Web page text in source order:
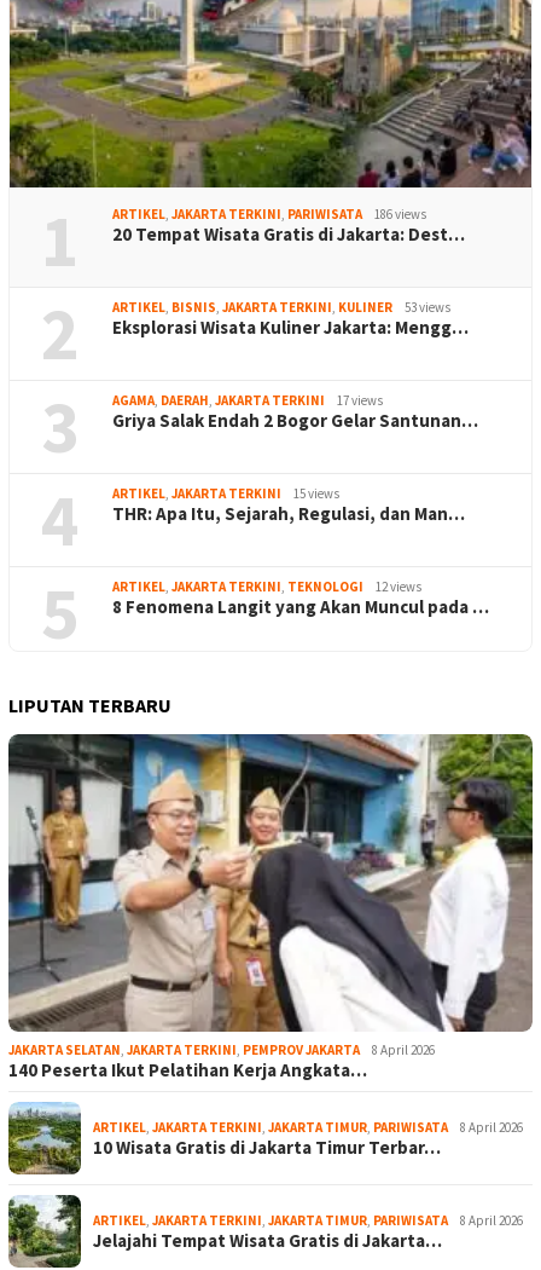
1 ARTIKEL, JAKARTA TERKINI, PARIWISATA 186 views
20 Tempat Wisata Gratis di Jakarta: Dest…
2 ARTIKEL, BISNIS, JAKARTA TERKINI, KULINER 53 views
Eksplorasi Wisata Kuliner Jakarta: Mengg…
3 AGAMA, DAERAH, JAKARTA TERKINI 17 views
Griya Salak Endah 2 Bogor Gelar Santunan…
4 ARTIKEL, JAKARTA TERKINI 15 views
THR: Apa Itu, Sejarah, Regulasi, dan Man…
5 ARTIKEL, JAKARTA TERKINI, TEKNOLOGI 12 views
8 Fenomena Langit yang Akan Muncul pada …
LIPUTAN TERBARU
JAKARTA SELATAN, JAKARTA TERKINI, PEMPROV JAKARTA 8 April 2026
140 Peserta Ikut Pelatihan Kerja Angkata…
ARTIKEL, JAKARTA TERKINI, JAKARTA TIMUR, PARIWISATA 8 April 2026
10 Wisata Gratis di Jakarta Timur Terbar…
ARTIKEL, JAKARTA TERKINI, JAKARTA TIMUR, PARIWISATA 8 April 2026
Jelajahi Tempat Wisata Gratis di Jakarta…